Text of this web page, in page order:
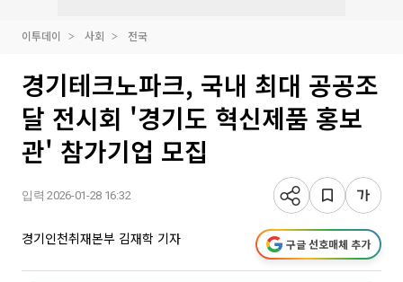
이투데이 사회 전국
경기테크노파크, 국내 최대 공공조
달 전시회 '경기도 혁신제품 홍보
관' 참가기업 모집
입력 2026-01-28 16:32
경기인천취재본부 김재학 기자 구글 선호매체 추가